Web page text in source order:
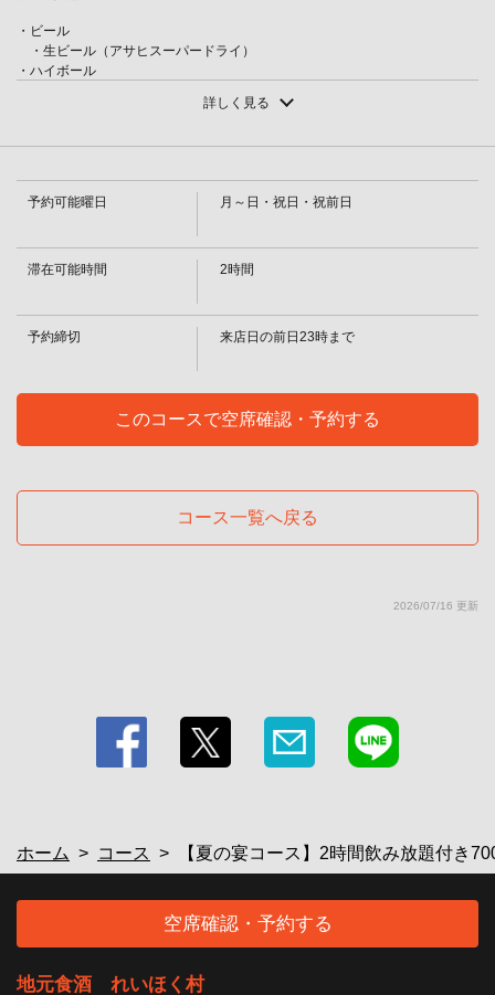
・ビール
・生ビール（アサヒスーパードライ）
・ハイボール
・カクテル
ソーダ・ピーチウーロン・ファジーネーブル・ピーチグレープフルーツ・カ
ンパリソーダ・カンパリオレンジ・カンパリグレープフルーツ
・桂月（熱燗・常温）
・焼酎
・梅酒
・ノンアルコールビール（ドライゼロ）
・ソフトドリンク
ス・生姜ジュース・汗見川のしそジュース・沢渡茶・オレンジジュース・グ
詳しく見る
予約可能曜日 月～日・祝日・祝前日
滞在可能時間 2時間
予約締切 来店日の前日23時まで
このコースで空席確認・予約する
コース一覧へ戻る
2026/07/16 更新
閉じる
ホーム コース 【夏の宴コース】2時間飲み放題付き
空席確認・予約する
地元食酒 れいほく村